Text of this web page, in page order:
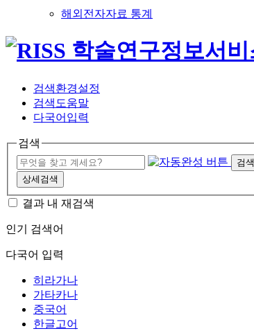
해외전자자료 통계
검색환경설정
검색도움말
다국어입력
검색
검색
상세검색
결과 내 재검색
인기 검색어
다국어 입력
히라가나
가타카나
중국어
한글고어